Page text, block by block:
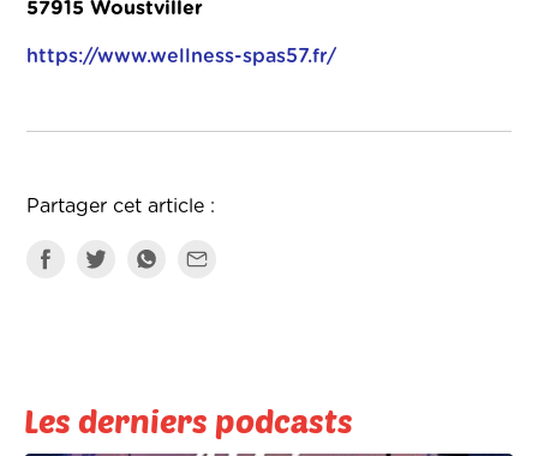
57915 Woustviller
https://www.wellness-spas57.fr/
Partager cet article :
Les derniers podcasts